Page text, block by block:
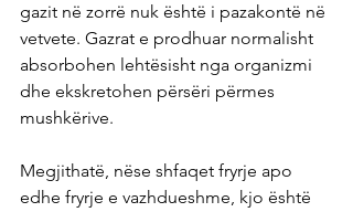
gazit në zorrë nuk është i pazakontë në
vetvete. Gazrat e prodhuar normalisht
absorbohen lehtësisht nga organizmi
dhe ekskretohen përsëri përmes
mushkërive.
Megjithatë, nëse shfaqet fryrje apo
edhe fryrje e vazhdueshme, kjo është